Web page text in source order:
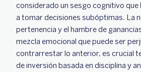
considerado un sesgo cognitivo que
a tomar decisiones subóptimas. La
pertenencia y el hambre de
mezcla emocional que puede ser
contrarrestar lo anterior, es crucial
de inversión basada en disciplina y